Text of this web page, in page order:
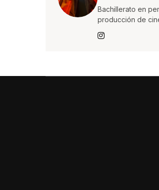
Bachillerato en
producción de